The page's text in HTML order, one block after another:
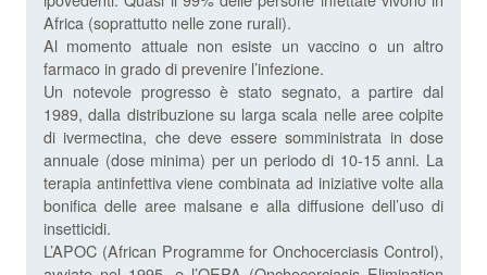
Africa (soprattutto nelle zone rurali).
Al momento attuale non esiste un vaccino o un altro
farmaco in grado di prevenire l’infezione.
Un notevole progresso è stato segnato, a partire dal
1989, dalla distribuzione su larga scala nelle aree colpite
di ivermectina, che deve essere somministrata in dose
annuale (dose minima) per un periodo di 10-15 anni. La
terapia antinfettiva viene combinata ad iniziative volte alla
bonifica delle aree malsane e alla diffusione dell’uso di
insetticidi.
L’APOC (African Programme for Onchocerciasis Control),